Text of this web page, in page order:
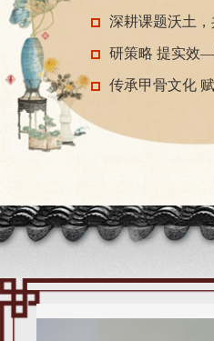
深耕课题沃土
研策略 提实效
传承甲骨文化